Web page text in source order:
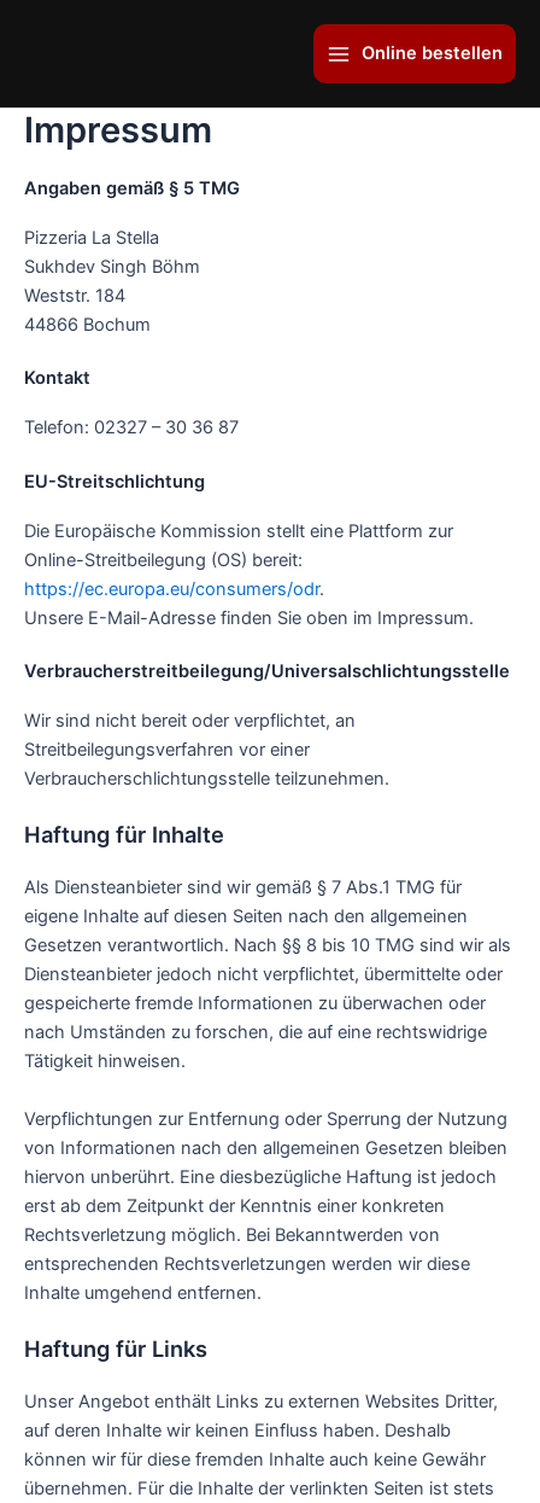
Main
Menu
Online bestellen
Impressum
Angaben gemäß § 5 TMG
Pizzeria La Stella
Sukhdev Singh Böhm
Weststr. 184
44866 Bochum
Kontakt
Telefon: 02327 – 30 36 87
EU-Streitschlichtung
Die Europäische Kommission stellt eine Plattform zur
Online-Streitbeilegung (OS) bereit:
https://ec.europa.eu/consumers/odr.
Unsere E-Mail-Adresse finden Sie oben im Impressum.
Verbraucher­streit­beilegung/Universal­schlichtungs­stelle
Wir sind nicht bereit oder verpflichtet, an
Streitbeilegungsverfahren vor einer
Verbraucherschlichtungsstelle teilzunehmen.
Haftung für Inhalte
Als Diensteanbieter sind wir gemäß § 7 Abs.1 TMG für
eigene Inhalte auf diesen Seiten nach den allgemeinen
Gesetzen verantwortlich. Nach §§ 8 bis 10 TMG sind wir als
Diensteanbieter jedoch nicht verpflichtet, übermittelte oder
gespeicherte fremde Informationen zu überwachen oder
nach Umständen zu forschen, die auf eine rechtswidrige
Tätigkeit hinweisen.
Verpflichtungen zur Entfernung oder Sperrung der Nutzung
von Informationen nach den allgemeinen Gesetzen bleiben
hiervon unberührt. Eine diesbezügliche Haftung ist jedoch
erst ab dem Zeitpunkt der Kenntnis einer konkreten
Rechtsverletzung möglich. Bei Bekanntwerden von
entsprechenden Rechtsverletzungen werden wir diese
Inhalte umgehend entfernen.
Haftung für Links
Unser Angebot enthält Links zu externen Websites Dritter,
auf deren Inhalte wir keinen Einfluss haben. Deshalb
können wir für diese fremden Inhalte auch keine Gewähr
übernehmen. Für die Inhalte der verlinkten Seiten ist stets